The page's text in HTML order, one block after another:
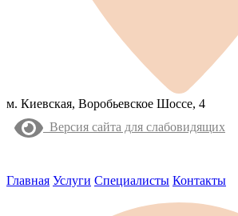
м. Киевская, Воробьевское Шоссе, 4
Версия сайта для слабовидящих
Главная Услуги Специалисты Контакты